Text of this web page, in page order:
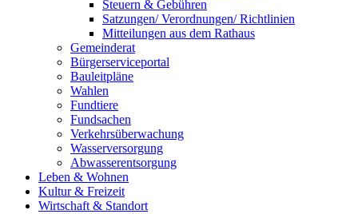
Steuern & Gebühren
Satzungen/ Verordnungen/ Richtlinien
Mitteilungen aus dem Rathaus
Gemeinderat
Bürgerserviceportal
Bauleitpläne
Wahlen
Fundtiere
Fundsachen
Verkehrsüberwachung
Wasserversorgung
Abwasserentsorgung
Leben & Wohnen
Kultur & Freizeit
Wirtschaft & Standort